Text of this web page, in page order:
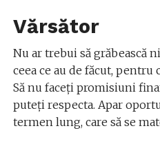
Vărsător
Nu ar trebui să grăbească
ceea ce au de făcut,
Să nu faceți promisiuni
puteți respecta. Apar
termen lung, care să se